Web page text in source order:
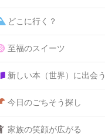
どこに行く？
至福のスイーツ
新しい本（世界）に出会う
今日のごちそう探し
家族の笑顔が広がる